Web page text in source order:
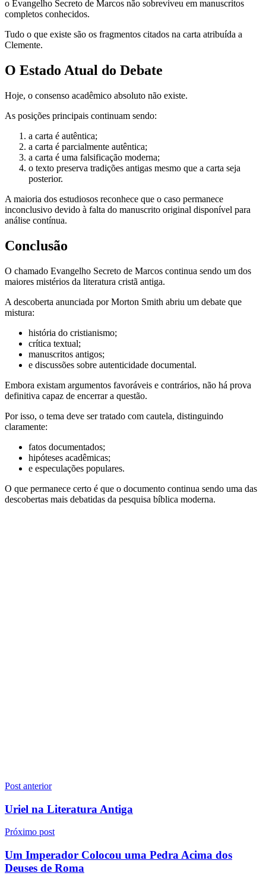
o Evangelho Secreto de Marcos não sobreviveu em manuscritos
completos conhecidos.
Tudo o que existe são os fragmentos citados na carta atribuída a
Clemente.
O Estado Atual do Debate
Hoje, o consenso acadêmico absoluto não existe.
As posições principais continuam sendo:
a carta é autêntica;
a carta é parcialmente autêntica;
a carta é uma falsificação moderna;
o texto preserva tradições antigas mesmo que a carta seja
posterior.
A maioria dos estudiosos reconhece que o caso permanece
inconclusivo devido à falta do manuscrito original disponível para
análise contínua.
Conclusão
O chamado Evangelho Secreto de Marcos continua sendo um dos
maiores mistérios da literatura cristã antiga.
A descoberta anunciada por Morton Smith abriu um debate que
mistura:
história do cristianismo;
crítica textual;
manuscritos antigos;
e discussões sobre autenticidade documental.
Embora existam argumentos favoráveis e contrários, não há prova
definitiva capaz de encerrar a questão.
Por isso, o tema deve ser tratado com cautela, distinguindo
claramente:
fatos documentados;
hipóteses acadêmicas;
e especulações populares.
O que permanece certo é que o documento continua sendo uma das
descobertas mais debatidas da pesquisa bíblica moderna.
Navegação
de
Post anterior
Uriel na Literatura Antiga
Próximo post
Um Imperador Colocou uma Pedra Acima dos
Deuses de Roma